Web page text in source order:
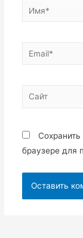
Имя*
Email*
Сайт
браузере для